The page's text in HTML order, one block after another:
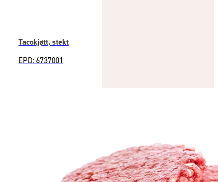
Tacokjøtt, stekt
EPD: 6737001